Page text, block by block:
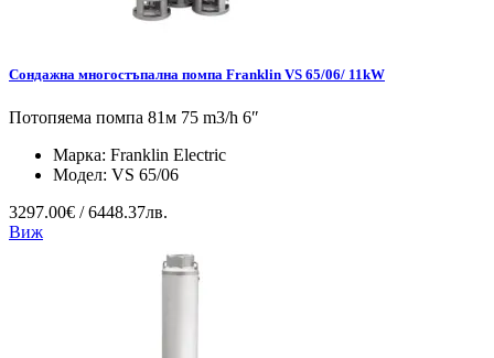
Сондажна многостъпална помпа Franklin VS 65/06/ 11kW
Потопяема помпа 81м 75 m3/h 6″
Марка: Franklin Electric
Модел: VS 65/06
3297.00€ / 6448.37лв.
Виж